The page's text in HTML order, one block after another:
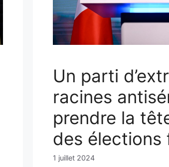
Un parti
racines
prendre la
des élections
1 juillet 2024